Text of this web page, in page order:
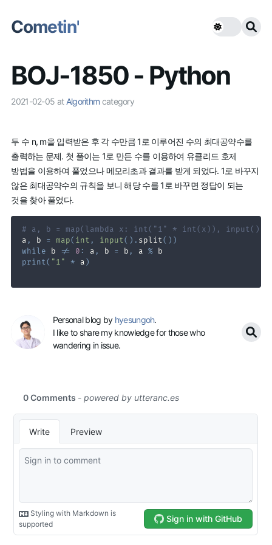
Cometin'
BOJ-1850 - Python
2021-02-05 at Algorithm category
두 수 n, m을 입력받은 후 각 수만큼 1로 이루어진 수의 최대공약수를
출력하는 문제. 첫 풀이는 1로 만든 수를 이용하여 유클리드 호제
방법을 이용하여 풀었으나 메모리초과 결과를 받게 되었다. 1로 바꾸지
않은 최대공약수의 규칙을 보니 해당 수를 1로 바꾸면 정답이 되는
것을 찾아 풀었다.
# a, b = map(lambda x: int("1" * int(x)),
a , b = map( int , input( ) . split( ) )
while b != 0 : a , b = b , a %
print( "1" * a )
Personal blog by hyesungoh.
I like to share my knowledge for those who
wandering in issue.